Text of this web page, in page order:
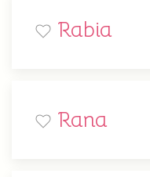
Rabia
Rana